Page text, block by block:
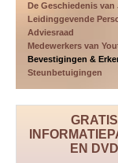
De Geschiedenis
Leidinggevende
Adviesraad
Medewerkers van
Bevestigingen &
Steunbetuigingen
GRATIS
EN DVD